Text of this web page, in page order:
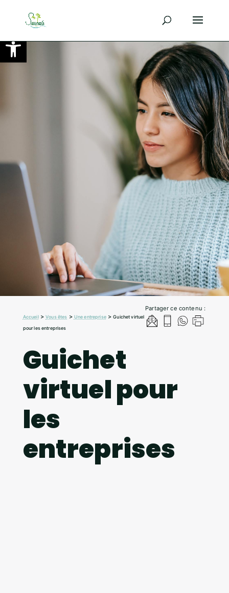
Ouvrir la barre d’outils
Partager ce contenu :
Accueil>Vous êtes > Une entreprise>Guichet virtuel
pour les entreprises
Guichet
virtuel pour
les
entreprises